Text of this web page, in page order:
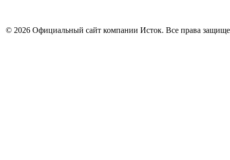
© 2026 Официальный сайт компании Исток. Все права